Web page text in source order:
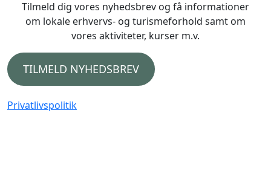
Tilmeld dig vores nyhedsbrev og få informationer
om lokale erhvervs- og turismeforhold samt om
vores aktiviteter, kurser m.v.
TILMELD NYHEDSBREV
Privatlivspolitik